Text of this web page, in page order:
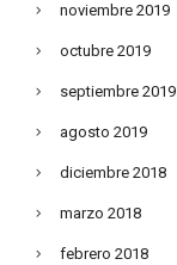
noviembre 2019
octubre 2019
septiembre 2019
agosto 2019
diciembre 2018
marzo 2018
febrero 2018